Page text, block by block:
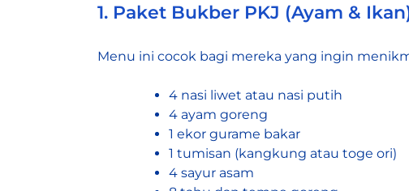
1. Paket Bukber PKJ (Ayam &
Menu ini cocok bagi mereka yang ingin
4 nasi liwet atau nasi putih
4 ayam goreng
1 ekor gurame bakar
1 tumisan (kangkung atau toge ori)
4 sayur asam